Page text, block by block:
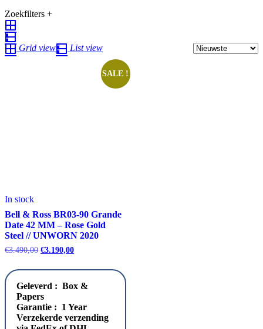
Zoekfilters +
Grid view List view
SALE !
In stock
Bell & Ross BR03-90 Grande
Date 42 MM – Rose Gold
Steel // UNWORN 2020
€3.490,00 Oorspronkelijke
was:
€3.190,00Huidige
is:
Geleverd : Box &
Papers
Garantie : 1 Year
Verzekerde verzending